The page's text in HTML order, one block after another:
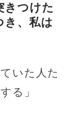
きつけた
き、私は
いた人た
る」